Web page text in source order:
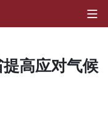
高应对气候